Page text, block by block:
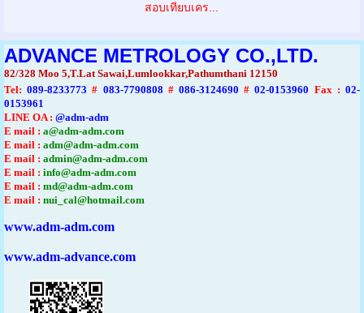
สอบเทียบเคร...
ADVANCE METROLOGY CO.,LTD.
82/328 Moo 5,T.Lat Sawai,Lumlookkar,Pathumthani 12150
Tel: 089-8233773 # 083-7790808 #086-3124690 #02-0153960 Fax :02-
0153961
LINE OA : @adm-adm
E mail : a@adm-adm.com
E mail : adm@adm-adm.com
E mail : admin@adm-adm.com
E mail : info@adm-adm.com
E mail : md@adm-adm.com
E mail : nui_cal@hotmail.com
www.adm-adm.com
www.adm-advance.com